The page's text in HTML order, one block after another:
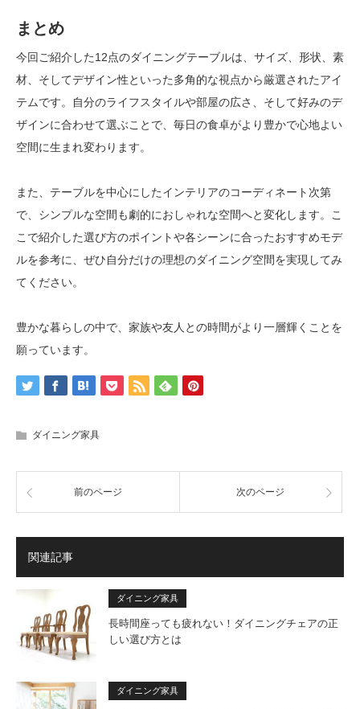
まとめ
今回ご紹介した12点のダイニングテーブルは、サイズ、形状、素
材、そしてデザイン性といった多角的な視点から厳選されたアイ
テムです。自分のライフスタイルや部屋の広さ、そして好みのデ
ザインに合わせて選ぶことで、毎日の食卓がより豊かで心地よい
空間に生まれ変わります。
また、テーブルを中心にしたインテリアのコーディネート次第
で、シンプルな空間も劇的におしゃれな空間へと変化します。こ
こで紹介した選び方のポイントや各シーンに合ったおすすめモデ
ルを参考に、ぜひ自分だけの理想のダイニング空間を実現してみ
てください。
豊かな暮らしの中で、家族や友人との時間がより一層輝くことを
願っています。
ダイニング家具
前のページ 次のページ
関連記事
ダイニング家具
長時間座っても疲れない！ダイニングチェアの正
しい選び方とは
ダイニング家具